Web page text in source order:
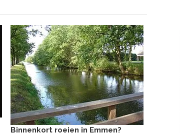
Binnenkort roeien in Emmen?